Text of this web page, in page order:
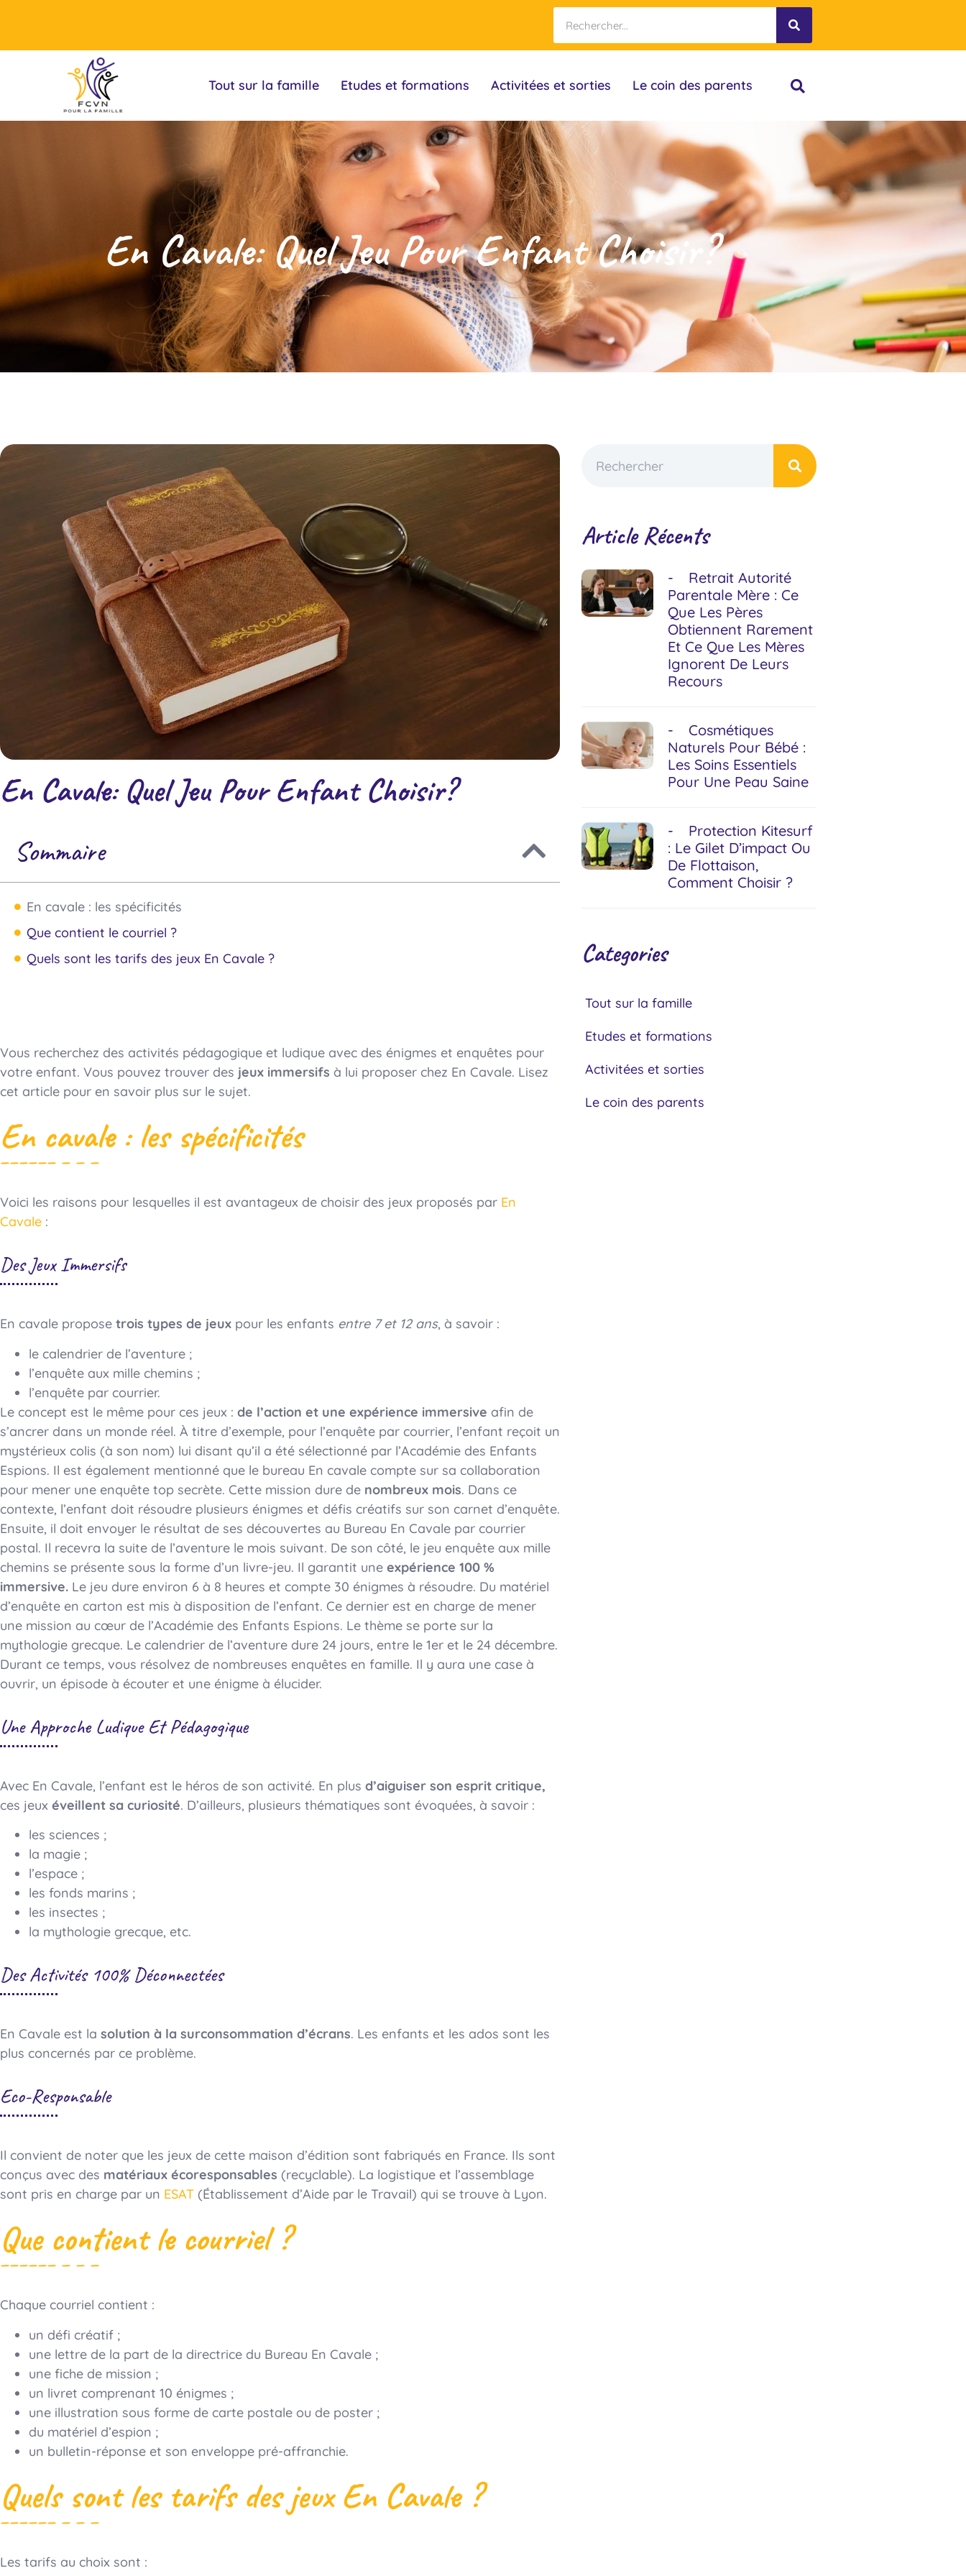
Tout sur la famille Etudes et formations Activitées et sorties Le coin des parents
En Cavale: Quel Jeu Pour Enfant Choisir?
En Cavale: Quel Jeu Pour Enfant Choisir?
Sommaire
En cavale : les spécificités
Que contient le courriel ?
Quels sont les tarifs des jeux En Cavale ?
Vous recherchez des activités pédagogique et ludique avec des énigmes et enquêtes pour
votre enfant. Vous pouvez trouver des jeux immersifs à lui proposer chez En Cavale. Lisez
cet article pour en savoir plus sur le sujet.
En cavale : les spécificités
Voici les raisons pour lesquelles il est avantageux de choisir des jeux proposés par En
Cavale :
Des Jeux Immersifs
En cavale propose trois types de jeux pour les enfants entre 7 et 12 ans, à savoir :
le calendrier de l’aventure ;
l’enquête aux mille chemins ;
l’enquête par courrier.
Le concept est le même pour ces jeux : de l’action et une expérience immersive afin de
s’ancrer dans un monde réel. À titre d’exemple, pour l’enquête par courrier, l’enfant reçoit un
mystérieux colis (à son nom) lui disant qu’il a été sélectionné par l’Académie des Enfants
Espions. Il est également mentionné que le bureau En cavale compte sur sa collaboration
pour mener une enquête top secrète. Cette mission dure de nombreux mois. Dans ce
contexte, l’enfant doit résoudre plusieurs énigmes et défis créatifs sur son carnet d’enquête.
Ensuite, il doit envoyer le résultat de ses découvertes au Bureau En Cavale par courrier
postal. Il recevra la suite de l’aventure le mois suivant. De son côté, le jeu enquête aux mille
chemins se présente sous la forme d’un livre-jeu. Il garantit une expérience 100 %
immersive. Le jeu dure environ 6 à 8 heures et compte 30 énigmes à résoudre. Du matériel
d’enquête en carton est mis à disposition de l’enfant. Ce dernier est en charge de mener
une mission au cœur de l’Académie des Enfants Espions. Le thème se porte sur la
mythologie grecque. Le calendrier de l’aventure dure 24 jours, entre le 1er et le 24 décembre.
Durant ce temps, vous résolvez de nombreuses enquêtes en famille. Il y aura une case à
ouvrir, un épisode à écouter et une énigme à élucider.
Une Approche Ludique Et Pédagogique
Avec En Cavale, l’enfant est le héros de son activité. En plus d’aiguiser son esprit critique,
ces jeux éveillent sa curiosité. D’ailleurs, plusieurs thématiques sont évoquées, à savoir :
les sciences ;
la magie ;
l’espace ;
les fonds marins ;
les insectes ;
la mythologie grecque, etc.
Des Activités 100% Déconnectées
En Cavale est la solution à la surconsommation d’écrans. Les enfants et les ados sont les
plus concernés par ce problème.
Eco-Responsable
Il convient de noter que les jeux de cette maison d’édition sont fabriqués en France. Ils sont
conçus avec des matériaux écoresponsables (recyclable). La logistique et l’assemblage
sont pris en charge par un ESAT (Établissement d’Aide par le Travail) qui se trouve à Lyon.
Que contient le courriel ?
Chaque courriel contient :
un défi créatif ;
une lettre de la part de la directrice du Bureau En Cavale ;
une fiche de mission ;
un livret comprenant 10 énigmes ;
une illustration sous forme de carte postale ou de poster ;
du matériel d’espion ;
un bulletin-réponse et son enveloppe pré-affranchie.
Quels sont les tarifs des jeux En Cavale ?
Les tarifs au choix sont :
Article Récents
Retrait Autorité
Parentale Mère : Ce
Que Les Pères
Obtiennent Rarement
Et Ce Que Les Mères
Ignorent De Leurs
Recours
Cosmétiques
Naturels Pour Bébé :
Les Soins Essentiels
Pour Une Peau Saine
Protection Kitesurf
: Le Gilet D’impact Ou
De Flottaison,
Comment Choisir ?
Categories
Tout sur la famille
Etudes et formations
Activitées et sorties
Le coin des parents